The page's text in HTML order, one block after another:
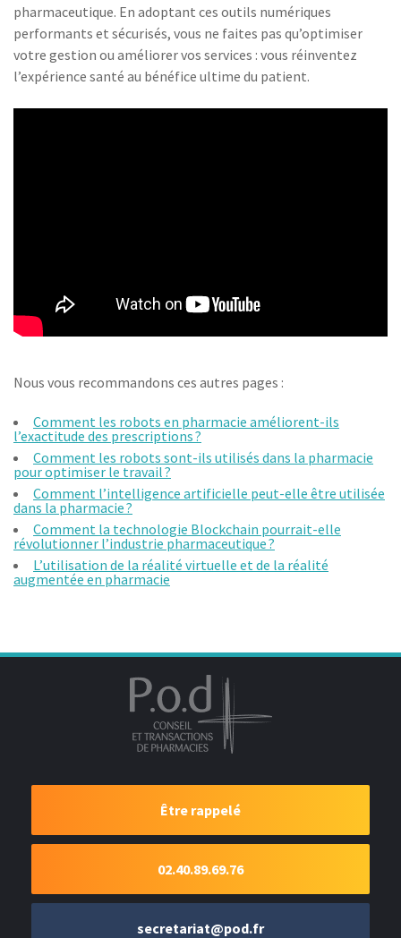
pharmaceutique. En adoptant ces outils numériques
performants et sécurisés, vous ne faites pas qu’optimiser
votre gestion ou améliorer vos services : vous réinventez
l’expérience santé au bénéfice ultime du patient.
Nous vous recommandons ces autres pages :
Comment les robots en pharmacie améliorent-ils
l’exactitude des prescriptions ?
Comment les robots sont-ils utilisés dans la pharmacie
pour optimiser le travail ?
Comment l’intelligence artificielle peut-elle être utilisée
dans la pharmacie ?
Comment la technologie Blockchain pourrait-elle
révolutionner l’industrie pharmaceutique ?
L’utilisation de la réalité virtuelle et de la réalité
augmentée en pharmacie
Être rappelé
02.40.89.69.76
secretariat@pod.fr